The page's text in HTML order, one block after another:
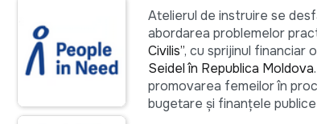
Atelierul de instruire se
abordarea problemelor
Civilis”, cu sprijinul financiar
Seidel în Republica Moldova
promovarea femeilor în
bugetare și finanțele